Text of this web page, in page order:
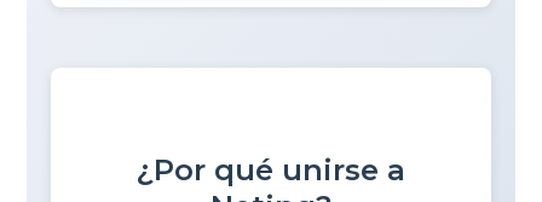
¿Por qué unirse a